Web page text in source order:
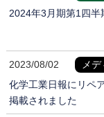
2024年3月期第1四半
2023/08/02
メ
化学工業日報にリペ
掲載されました